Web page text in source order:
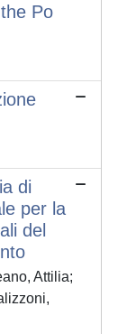
Po
di
per la
del
Attilia;